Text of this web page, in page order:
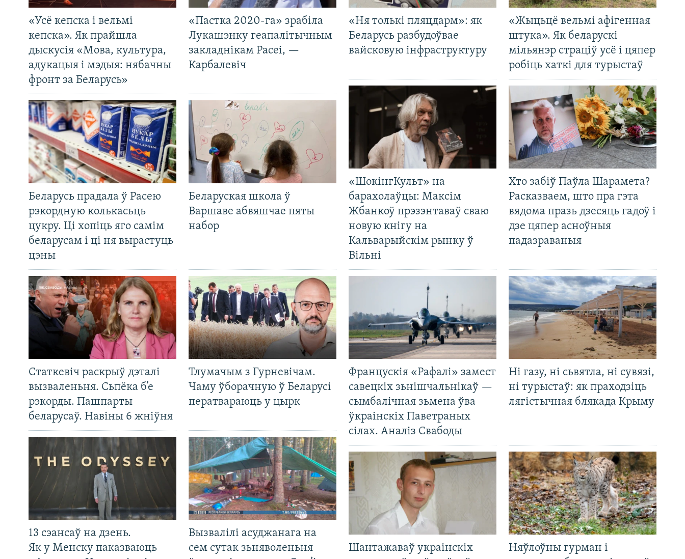
«Усё кепска і вельмі
кепска». Як прайшла
дыскусія «Мова, культура,
адукацыя і мэдыя: нябачны
фронт за Беларусь»
«Пастка 2020-га» зрабіла
Лукашэнку геапалітычным
закладнікам Расеі, —
Карбалевіч
Беларусь прадала ў Расею
рэкордную колькасьць
цукру. Ці хопіць яго самім
беларусам і ці ня вырастуць
цэны
Беларуская школа ў
Варшаве абвяшчае пяты
набор
Статкевіч раскрыў дэталі
вызваленьня. Сьпёка б’е
рэкорды. Пашпарты
беларусаў. Навіны 6 жніўня
Тлумачым з Гурневічам.
Чаму ўборачную ў Беларусі
ператвараюць у цырк
13 сэансаў на дзень.
Як у Менску паказваюць
Вызвалілі асуджанага на
сем сутак зьняволеньня
«Ня толькі пляцдарм»: як
Беларусь разбудоўвае
вайсковую інфраструктуру
«Жыцьцё вельмі афігенная
штука». Як беларускі
мільянэр страціў усё і цяпер
робіць хаткі для турыстаў
«ШокінгКульт» на
барахолаўцы: Максім
Жбанкоў прэзэнтаваў сваю
новую кнігу на
Кальварыйскім рынку ў
Вільні
Хто забіў Паўла Шарамета?
Расказваем, што пра гэта
вядома празь дзесяць гадоў і
дзе цяпер асноўныя
падазраваныя
Францускія «Рафалі» замест
савецкіх зьнішчальнікаў —
сымбалічная зьмена ўва
ўкраінскіх Паветраных
сілах. Аналіз Свабоды
Ні газу, ні сьвятла, ні сувязі,
ні турыстаў: як праходзіць
лягістычная блякада Крыму
Шантажаваў украінскіх
Няўлоўны гурман і